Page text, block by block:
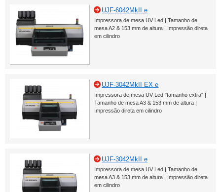
UJF-6042MkII e
Impressora de mesa UV Led | Tamanho de
mesa A2 & 153 mm de altura | Impressão direta
em cilindro
UJF-3042MkII EX e
Impressora de mesa UV Led "tamanho extra" |
Tamanho de mesa A3 & 153 mm de altura |
Impressão direta em cilindro
UJF-3042MkII e
Impressora de mesa UV Led | Tamanho de
mesa A3 & 153 mm de altura | Impressão direta
em cilindro